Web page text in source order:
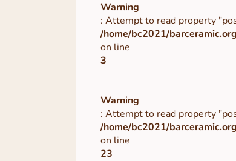
Warning
: Attempt to read property
/home/bc2021/
on line
3
Warning
: Attempt to read property
/home/bc2021/
on line
23